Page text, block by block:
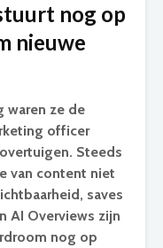
nog op
nieuwe
waren ze de
officer
Steeds
van content niet
saves
AI Overviews zijn
nog op